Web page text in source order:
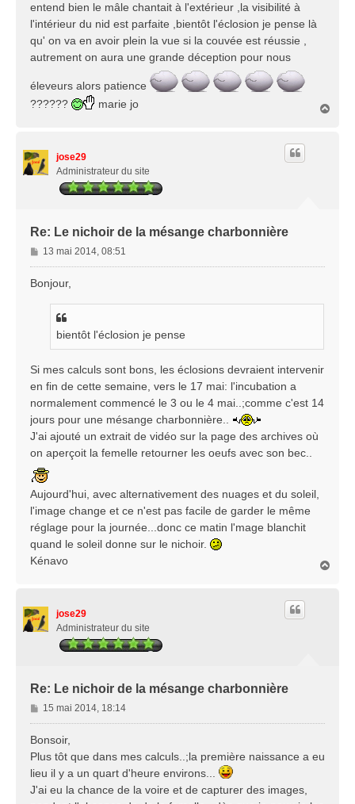
g
e
entend bien le mâle chantait à l'extérieur ,la visibilité à
l'intérieur du nid est parfaite ,bientôt l'éclosion je pense là
qu' on va en avoir plein la vue si la couvée est réussie ,
autrement on aura une grande déception pour nous
éleveurs alors patience
??????
marie jo
jose29
Administrateur du site
Re: Le nichoir de la mésange charbonnière
M
e
s
13 mai 2014, 08:51
Bonjour,
bientôt l'éclosion je pense
Si mes calculs sont bons, les éclosions devraient intervenir
en fin de cette semaine, vers le 17 mai: l'incubation a
normalement commencé le 3 ou le 4 mai..;comme c'est 14
jours pour une mésange charbonnière..
J'ai ajouté un extrait de vidéo sur la page des archives où
on aperçoit la femelle retourner les oeufs avec son bec..
Aujourd'hui, avec alternativement des nuages et du soleil,
l'image change et ce n'est pas facile de garder le même
réglage pour la journée...donc ce matin l'mage blanchit
quand le soleil donne sur le nichoir.
Kénavo
jose29
Administrateur du site
Re: Le nichoir de la mésange charbonnière
M
e
a
g
e
15 mai 2014, 18:14
Bonsoir,
Plus tôt que dans mes calculs..;la première naissance a eu
lieu il y a un quart d'heure environs...
J'ai eu la chance de la voire et de capturer des images,